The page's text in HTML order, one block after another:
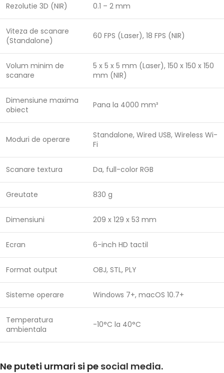
Rezolutie 3D (NIR) 0.1 – 2 mm
Viteza de scanare
(Standalone)
60 FPS (Laser), 18 FPS (NIR)
Volum minim de
scanare
5 x 5 x 5 mm (Laser), 150 x 150 x 150
mm (NIR)
Dimensiune maxima
obiect
Pana la 4000 mm³
Moduri de operare
Standalone, Wired USB, Wireless Wi-
Fi
Scanare textura Da, full-color RGB
Greutate 830 g
Dimensiuni 209 x 129 x 53 mm
Ecran 6-inch HD tactil
Format output OBJ, STL, PLY
Sisteme operare Windows 7+, macOS 10.7+
Temperatura
ambientala
-10°C la 40°C
Ne puteti urmari si pe social media.